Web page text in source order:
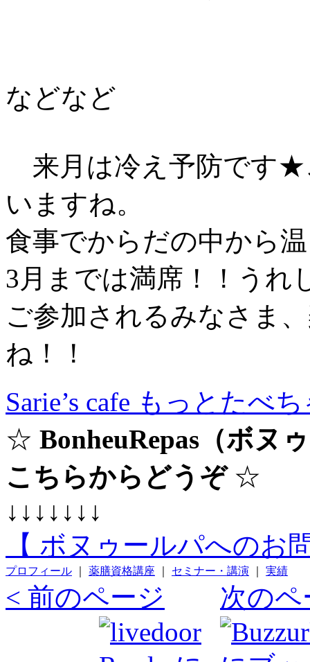
などなど
来月は冷え予防です★
いますね。
食事でからだの中から
3月までは満席！！うれ
ご参加されるみなさま
ね！！
Sarie’s cafe もっとたべ
☆ BonheuRepas（ボヌ
こちらからどうぞ ☆
↓↓↓↓↓↓↓
【 ボヌゥールパへのお
プロフィール 薬膳資格講座 セミナー・講演 実績
< 前のページ 次のペ